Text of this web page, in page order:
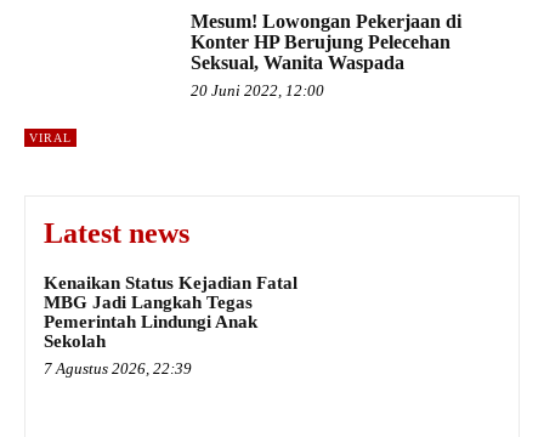
VIRAL
Mesum! Lowongan Pekerjaan di
Konter HP Berujung Pelecehan
Seksual, Wanita Waspada
20 Juni 2022, 12:00
Latest news
Kenaikan Status Kejadian Fatal
MBG Jadi Langkah Tegas
Pemerintah Lindungi Anak
Sekolah
7 Agustus 2026, 22:39